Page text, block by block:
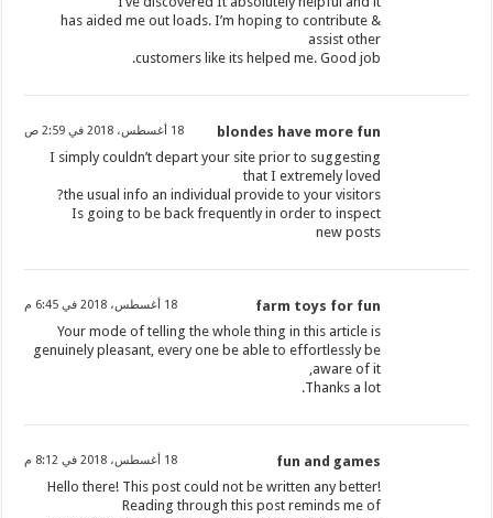
has aided me out loads. I’m hoping to contribute &
assist other
customers like its helped me. Good job.
blondes have more fun 18 أغسطس، 2018 في 2:59 ص
I simply couldn’t depart your site prior to suggesting
that I extremely loved
the usual info an individual provide to your visitors?
Is going to be back frequently in order to inspect
new posts
farm toys for fun 18 أغسطس، 2018 في 6:45 م
Your mode of telling the whole thing in this article is
genuinely pleasant, every one be able to effortlessly be
aware of it,
Thanks a lot.
fun and games 18 أغسطس، 2018 في 8:12 م
Hello there! This post could not be written any better!
Reading through this post reminds me of